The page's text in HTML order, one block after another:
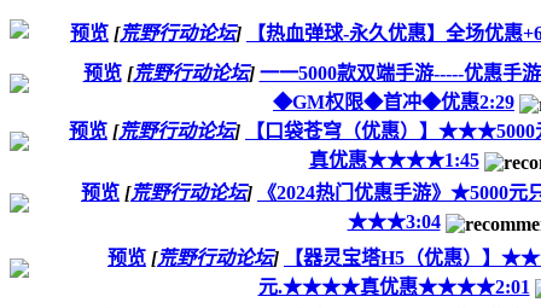
预览 [荒野行动论坛]
【热血弹球-永久优惠】全场优惠
预览 [荒野行动论坛] 一一5000款双端手游-----优惠
◆GM权限◆首冲◆优惠2:29
预览 [荒野行动论坛]
【口袋苍穹（优惠）】
真优惠★★★★1:45
预览 [荒野行动论坛]
《2024热门优惠手游》★5000
★★★3:04
预览 [荒野行动论坛]
【器灵宝塔H5（优惠）】
元.★★★★真优惠★★★★2:01